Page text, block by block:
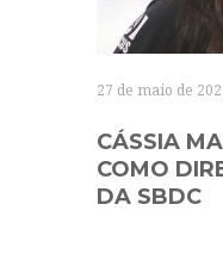
27 de maio de
CÁSSIA
COMO
DA SBDC